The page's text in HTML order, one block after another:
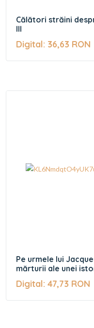
Călători străini
III
Digital: 36,63 RON
Pe urmele lui
mărturii ale unei
Digital: 47,73 RON